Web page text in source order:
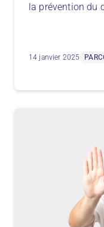
la prévention du
14 janvier 2025